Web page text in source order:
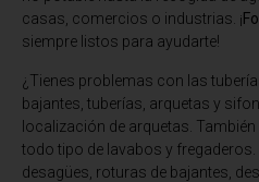
casas, comercios o industrias. ¡
siempre listos para ayudarte!
¿Tienes problemas con las
bajantes, tuberías, arquetas y
localización de arquetas.
todo tipo de lavabos y fregaderos.
desagües, roturas de bajantes,